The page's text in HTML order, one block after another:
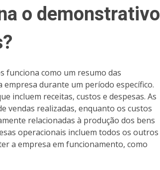
o demonstrativo
funciona como um resumo das
empresa durante um período específico.
incluem receitas, custos e despesas. As
vendas realizadas, enquanto os custos
relacionadas à produção dos bens
operacionais incluem todos os outros
a empresa em funcionamento, como